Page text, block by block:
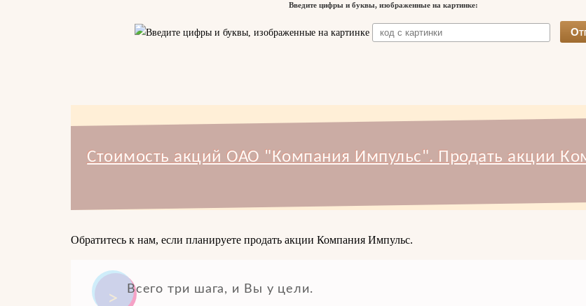
Введите цифры и буквы, изображенные на картинке:
Стоимость акций ОАО "Компания Импульс". Продать акции
Обратитесь к нам, если планируете продать акции Компания Импульс.
Всего три шага, и Вы у цели.